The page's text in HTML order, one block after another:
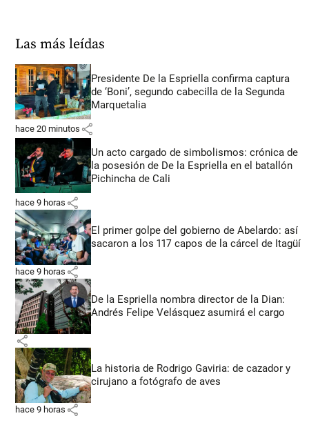
Las más leídas
Presidente De la Espriella confirma captura
de ‘Boni’, segundo cabecilla de la Segunda
Marquetalia
hace 20 minutos share
Un acto cargado de simbolismos: crónica de
la posesión de De la Espriella en el batallón
Pichincha de Cali
hace 9 horas share
El primer golpe del gobierno de Abelardo: así
sacaron a los 117 capos de la cárcel de Itagüí
hace 9 horas share
De la Espriella nombra director de la Dian:
Andrés Felipe Velásquez asumirá el cargo
share
La historia de Rodrigo Gaviria: de cazador y
cirujano a fotógrafo de aves
hace 9 horas share